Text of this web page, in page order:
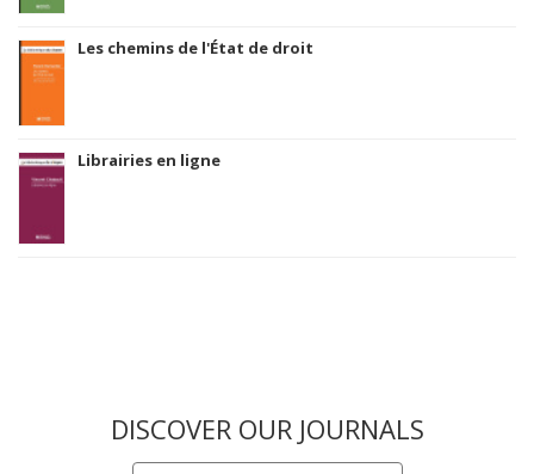
Les chemins de l'État de droit
Librairies en ligne
DISCOVER OUR JOURNALS